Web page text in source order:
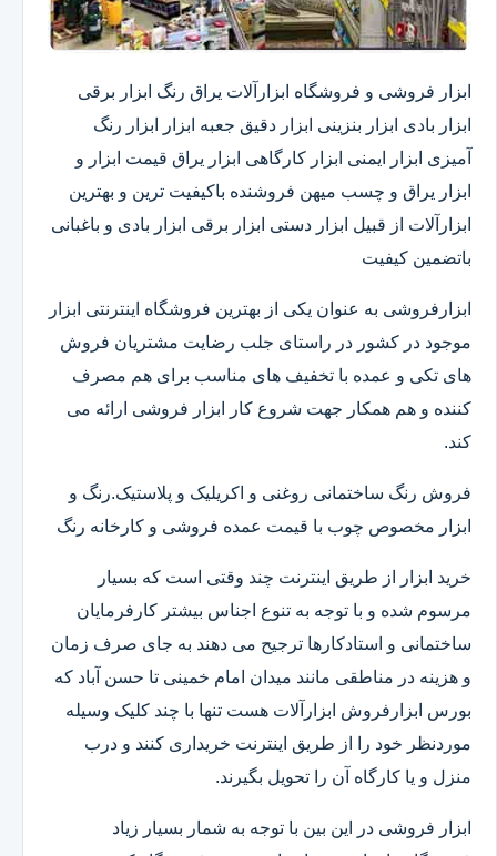
ابزار فروشی و فروشگاه ابزارآلات یراق رنگ ابزار برقی
ابزار بادی ابزار بنزینی ابزار دقیق​ جعبه ابزار ابزار رنگ
آمیزی ابزار ایمنی ابزار کارگاهی ابزار یراق قیمت ابزار و
ابزار یراق و چسب میهن فروشنده باکیفیت ترین و بهترین
ابزارآلات از قبیل ابزار دستی ابزار برقی ابزار بادی و باغبانی
باتضمین کیفیت
ابزارفروشی به عنوان یکی از بهترین فروشگاه اینترنتی ابزار
موجود در کشور در راستای جلب رضایت مشتریان فروش
های تکی و عمده با تخفیف های مناسب برای هم مصرف
کننده و هم همکار جهت شروع کار ابزار فروشی ارائه می
کند.
فروش رنگ ساختمانی روغنی و اکریلیک و پلاستیک.رنگ و
ابزار مخصوص چوب با قیمت عمده فروشی و کارخانه رنگ
خرید ابزار از طریق اینترنت چند وقتی است که بسیار
مرسوم شده و با توجه به تنوع اجناس بیشتر کارفرمایان
ساختمانی و استادکارها ترجیح می دهند به جای صرف زمان
و هزینه در مناطقی مانند میدان امام خمینی تا حسن آباد که
بورس ابزارفروش ابزارآلات هست تنها با چند کلیک وسیله
موردنظر خود را از طریق اینترنت خریداری کنند و درب
منزل و یا کارگاه آن را تحویل بگیرند.
ابزار فروشی در این بین با توجه به شمار بسیار زیاد